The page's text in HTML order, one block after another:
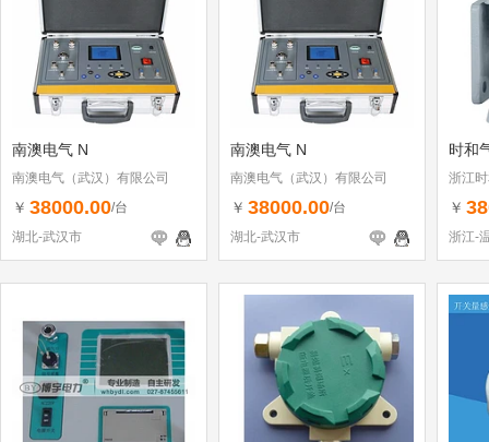
南澳电气 N
南澳电气（武汉）有限公司
￥ 38000.00/台
湖北-武汉市
南澳电气 N
南澳电气（武汉）有限公司
￥ 38000.00/台
湖北-武汉市
时和
浙江
￥
浙江-